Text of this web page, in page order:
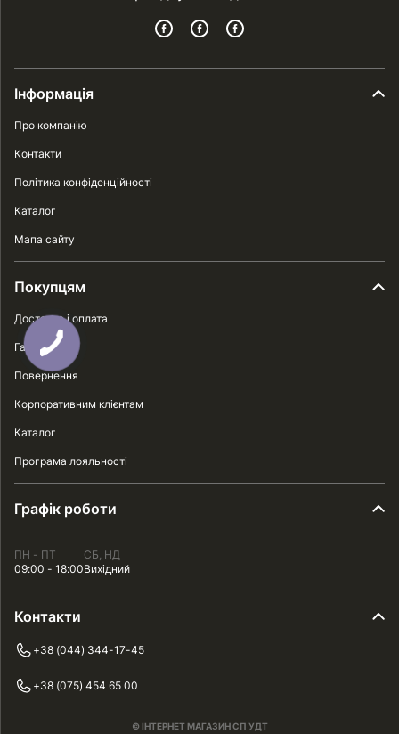
Інформація
Про компанію
Контакти
Політика конфіденційності
Каталог
Мапа сайту
Покупцям
Доставка і оплата
Гарантія
Повернення
Корпоративним клієнтам
Каталог
Програма лояльності
Графік роботи
ПН - ПТ
09:00 - 18:00
СБ, НД
Вихідний
Контакти
+38 (044) 344-17-45
+38 (075) 454 65 00
© ІНТЕРНЕТ МАГАЗИН СП УДТ